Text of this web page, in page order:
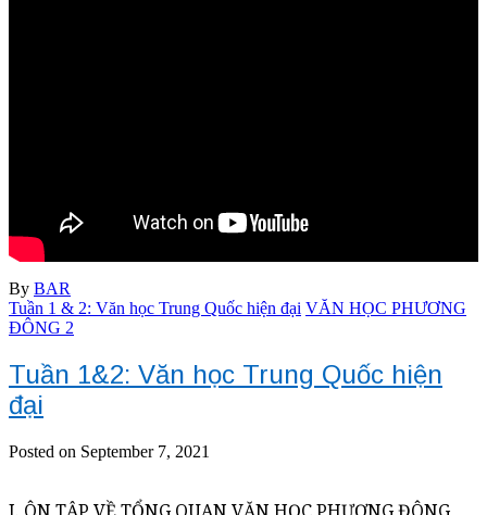
By BAR
Tuần 1 & 2: Văn học Trung Quốc hiện đại VĂN HỌC PHƯƠNG
ĐÔNG 2
Tuần 1&2: Văn học Trung Quốc hiện
đại
Posted on September 7, 2021